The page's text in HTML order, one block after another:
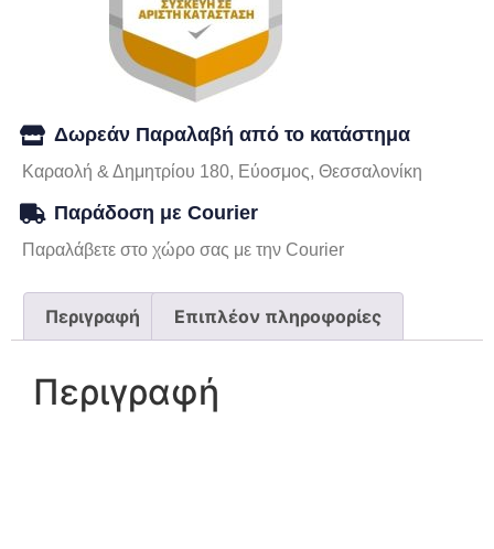
Δωρεάν Παραλαβή από το κατάστημα
Καραολή & Δημητρίου 180, Εύοσμος, Θεσσαλονίκη
Παράδοση με Courier
Παραλάβετε στο χώρο σας με την Courier
Περιγραφή Επιπλέον πληροφορίες
Περιγραφή